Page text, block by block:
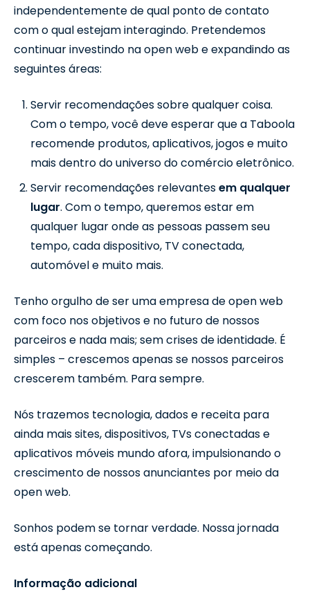
independentemente de qual ponto de contato
com o qual estejam interagindo. Pretendemos
continuar investindo na open web e expandindo as
seguintes áreas:
Servir recomendações sobre qualquer coisa.
Com o tempo, você deve esperar que a Taboola
recomende produtos, aplicativos, jogos e muito
mais dentro do universo do comércio eletrônico.
Servir recomendações relevantesem qualquer
lugar. Com o tempo, queremos estar em
qualquer lugar onde as pessoas passem seu
tempo, cada dispositivo, TV conectada,
automóvel e muito mais.
Tenho orgulho de ser uma empresa de open web
com foco nos objetivos e no futuro de nossos
parceiros e nada mais; sem crises de identidade. É
simples – crescemos apenas se nossos parceiros
crescerem também. Para sempre.
Nós trazemos tecnologia, dados e receita para
ainda mais sites, dispositivos, TVs conectadas e
aplicativos móveis mundo afora, impulsionando o
crescimento de nossos anunciantes por meio da
open web.
Sonhos podem se tornar verdade. Nossa jornada
está apenas começando.
Informação adicional